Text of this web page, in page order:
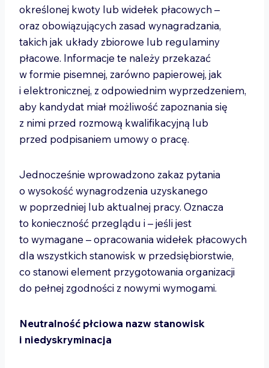
określonej kwoty lub widełek płacowych –
oraz obowiązujących zasad wynagradzania,
takich jak układy zbiorowe lub regulaminy
płacowe. Informacje te należy przekazać
w formie pisemnej, zarówno papierowej, jak
i elektronicznej, z odpowiednim wyprzedzeniem,
aby kandydat miał możliwość zapoznania się
z nimi przed rozmową kwalifikacyjną lub
przed podpisaniem umowy o pracę.
Jednocześnie wprowadzono zakaz pytania
o wysokość wynagrodzenia uzyskanego
w poprzedniej lub aktualnej pracy. Oznacza
to konieczność przeglądu i – jeśli jest
to wymagane – opracowania widełek płacowych
dla wszystkich stanowisk w przedsiębiorstwie,
co stanowi element przygotowania organizacji
do pełnej zgodności z nowymi wymogami.
Neutralność płciowa nazw stanowisk
i niedyskryminacja